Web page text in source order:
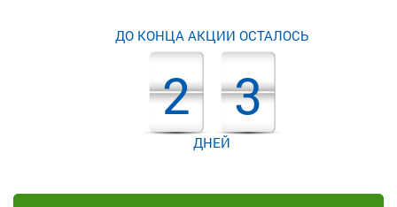
ДО КОНЦА АКЦИИ ОСТАЛОСЬ
2 3
ДНЕЙ